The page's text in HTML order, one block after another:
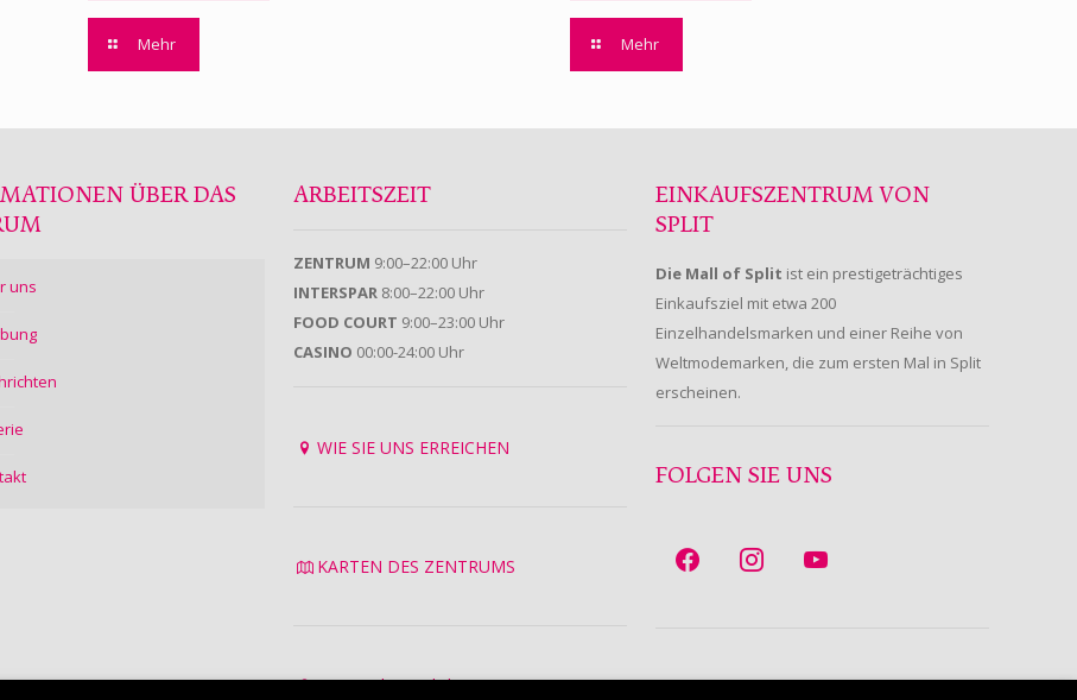
Mehr Mehr
ÜBER DAS
uns
ARBEITSZEIT
ZENTRUM 9:00–22:00 Uhr
INTERSPAR 8:00–22:00 Uhr
FOOD COURT 9:00–23:00 Uhr
CASINO 00:00-24:00 Uhr
WIE SIE UNS ERREICHEN
KARTEN DES ZENTRUMS
Datenschutzrichtlinie
EINKAUFSZENTRUM VON
SPLIT
Die Mall of Split ist ein prestigeträchtiges
Einkaufsziel mit etwa 200
Einzelhandelsmarken und einer Reihe von
Weltmodemarken, die zum ersten Mal in Split
erscheinen.
FOLGEN SIE UNS